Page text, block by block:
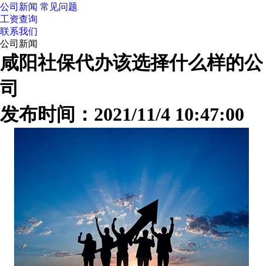
公司新闻 常见问题
工资查询
联系我们
公司新闻
咸阳社保代办该选择什么样的公
司
发布时间：2021/11/4 10:47:00